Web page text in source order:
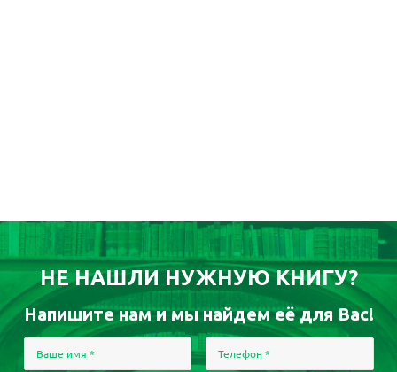
НЕ НАШЛИ НУЖНУЮ КНИГУ?
Напишите нам и мы найдем её для Вас!
Ваше имя * Телефон *